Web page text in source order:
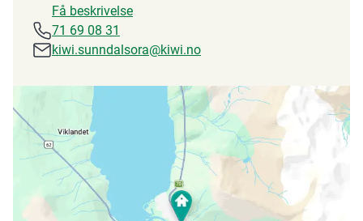
Få beskrivelse
71 69 08 31
kiwi.sunndalsora@kiwi.no